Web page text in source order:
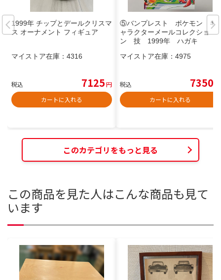
1999年 チップとデールクリスマ
ス オーナメント フィギュア
マイストア在庫： 4316
税込 7125円
カートに入れる
⑤バンプレスト ポケモン キ
ャラクターメールコレクショ
ン 技 1999年 ハガキ
マイストア在庫： 4975
税込 7350
カートに入れる
このカテゴリをもっと見る
この商品を見た人はこんな商品も見て
います